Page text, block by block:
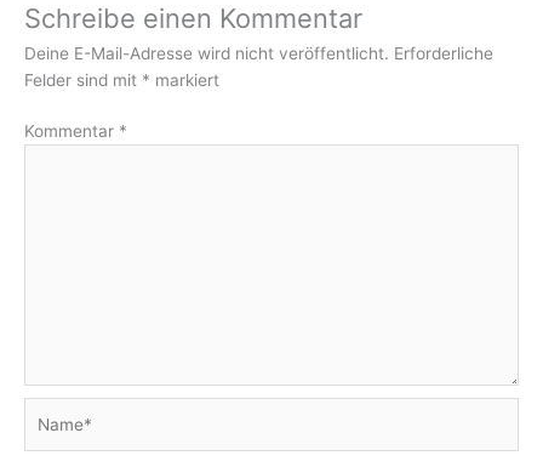
Schreibe einen Kommentar
Deine E-Mail-Adresse wird nicht veröffentlicht. Erforderliche
Felder sind mit * markiert
Kommentar *